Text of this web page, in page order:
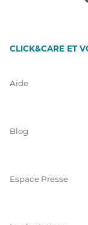
CLICK&CARE ET
Aide
Blog
Espace Presse